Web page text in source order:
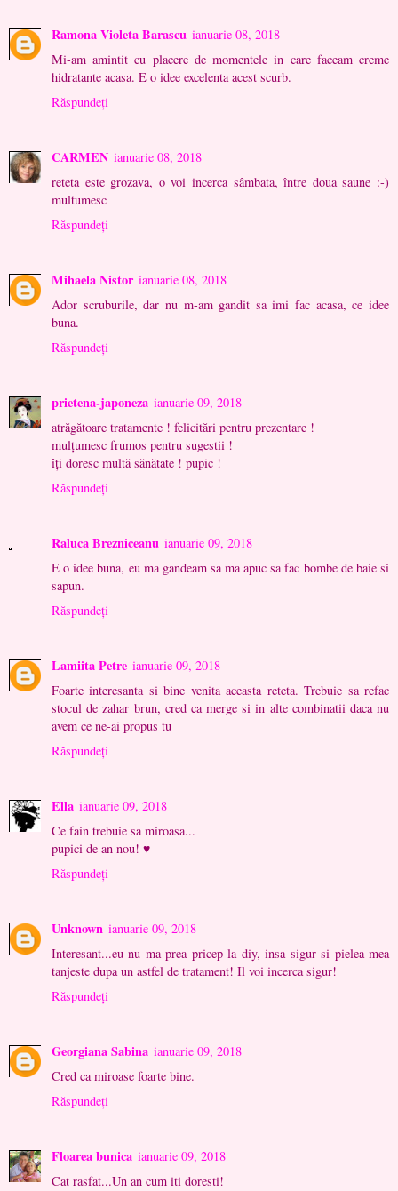
Ramona Violeta Barascu ianuarie 08, 2018
Mi-am amintit cu placere de momentele in care faceam creme
hidratante acasa. E o idee excelenta acest scurb.
Răspundeți
CARMEN ianuarie 08, 2018
reteta este grozava, o voi incerca sâmbata, între doua saune :-)
multumesc
Răspundeți
Mihaela Nistor ianuarie 08, 2018
Ador scruburile, dar nu m-am gandit sa imi fac acasa, ce idee
buna.
Răspundeți
prietena-japoneza ianuarie 09, 2018
atrăgătoare tratamente ! felicitări pentru prezentare !
mulţumesc frumos pentru sugestii !
îţi doresc multă sănătate ! pupic !
Răspundeți
Raluca Brezniceanu ianuarie 09, 2018
E o idee buna, eu ma gandeam sa ma apuc sa fac bombe de baie si
sapun.
Răspundeți
Lamiita Petre ianuarie 09, 2018
Foarte interesanta si bine venita aceasta reteta. Trebuie sa refac
stocul de zahar brun, cred ca merge si in alte combinatii daca nu
avem ce ne-ai propus tu
Răspundeți
Ella ianuarie 09, 2018
Ce fain trebuie sa miroasa...
pupici de an nou! ♥
Răspundeți
Unknown ianuarie 09, 2018
Interesant...eu nu ma prea pricep la diy, insa sigur si pielea mea
tanjeste dupa un astfel de tratament! Il voi incerca sigur!
Răspundeți
Georgiana Sabina ianuarie 09, 2018
Cred ca miroase foarte bine.
Răspundeți
Floarea bunica ianuarie 09, 2018
Cat rasfat...Un an cum iti doresti!